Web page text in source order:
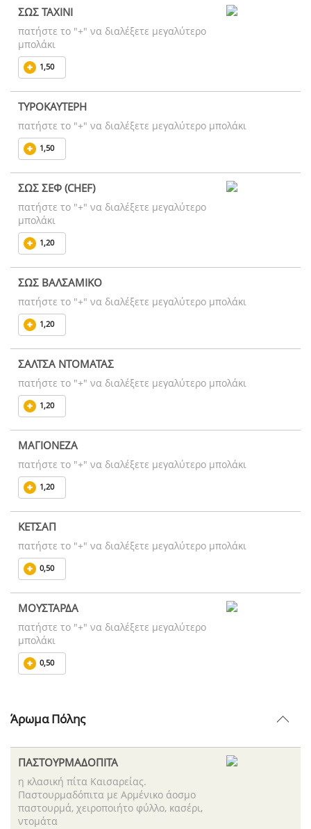
ΣΩΣ ΤΑΧΙΝΙ
πατήστε το "+" να διαλέξετε μεγαλύτερο
μπολάκι
1,50
ΤΥΡΟΚΑΥΤΕΡΗ
πατήστε το "+" να διαλέξετε μεγαλύτερο μπολάκι
1,50
ΣΩΣ ΣΕΦ (CHEF)
πατήστε το "+" να διαλέξετε μεγαλύτερο
μπολάκι
1,20
ΣΩΣ ΒΑΛΣΑΜΙΚΟ
πατήστε το "+" να διαλέξετε μεγαλύτερο μπολάκι
1,20
ΣΑΛΤΣΑ ΝΤΟΜΑΤΑΣ
πατήστε το "+" να διαλέξετε μεγαλύτερο μπολάκι
1,20
ΜΑΓΙΟΝΕΖΑ
πατήστε το "+" να διαλέξετε μεγαλύτερο μπολάκι
1,20
ΚΕΤΣΑΠ
πατήστε το "+" να διαλέξετε μεγαλύτερο μπολάκι
0,50
ΜΟΥΣΤΑΡΔΑ
πατήστε το "+" να διαλέξετε μεγαλύτερο
μπολάκι
0,50
Άρωμα Πόλης
ΠΑΣΤΟΥΡΜΑΔΟΠΙΤΑ
η κλασική πίτα Καισαρείας.
Παστουρμαδόπιτα με Αρμένικο άοσμο
παστουρμά, χειροποιήτο φύλλο, κασέρι,
ντομάτα